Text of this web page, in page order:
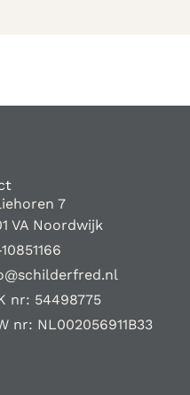
7
VA Noordwijk
nr: 54498775
nr: NL002056911B33